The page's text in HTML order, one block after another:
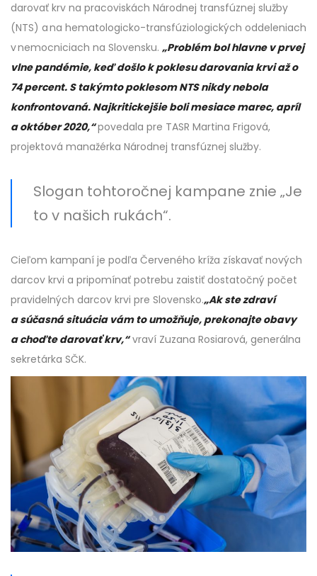
darovať krv na pracoviskách Národnej transfúznej služby
(NTS) a na hematologicko-transfúziologických oddeleniach
v nemocniciach na Slovensku. „Problém bol hlavne v prvej
vlne pandémie, keď došlo k poklesu darovania krvi až o
74 percent. S takýmto poklesom NTS nikdy nebola
konfrontovaná. Najkritickejšie boli mesiace marec, apríl
a október 2020,“povedala pre TASR Martina Frigová,
projektová manažérka Národnej transfúznej služby.
Slogan tohtoročnej kampane znie „Je
to v našich rukách“.
Cieľom kampaní je podľa Červeného kríža získavať nových
darcov krvi a pripomínať potrebu zaistiť dostatočný počet
pravidelných darcov krvi pre Slovensko.„Ak ste zdraví
a súčasná situácia vám to umožňuje, prekonajte obavy
a choďte darovať krv,“vraví Zuzana Rosiarová, generálna
sekretárka SČK.